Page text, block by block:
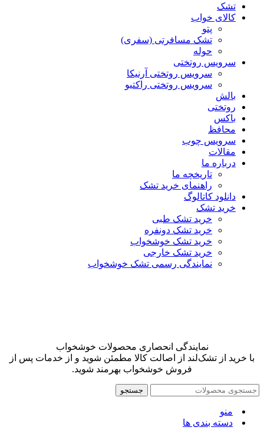
تشک
کالای خواب
پتو
تشک مسافرتی (سفری)
حوله
سرویس روتختی
سرویس روتختی آرنیکا
سرویس روتختی راکتیو
بالش
روتختی
باکس
محافظ
سرویس چوب
مقالات
درباره ما
تاریخچه ما
راهنمای خرید تشک
دانلود کاتالوگ
خرید تشک
خرید تشک طبی
خرید تشک دونفره
خرید تشک خوشخواب
خرید تشک خارجی
نمایندگی رسمی تشک خوشخواب
نمایندگی انحصاری محصولات خوشخواب
با خرید از تشک‌لند از اصالت کالا مطمئن شوید و از خدمات پس از
فروش خوشخواب بهرمند شوید.
جستجو
منو
دسته بندی ها